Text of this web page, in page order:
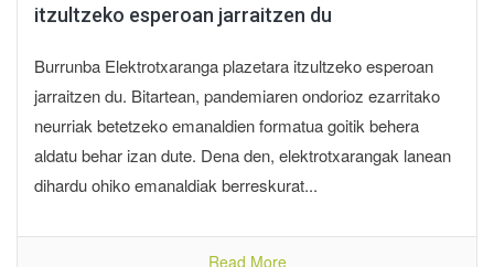
itzultzeko esperoan jarraitzen du
Burrunba Elektrotxaranga plazetara itzultzeko esperoan
jarraitzen du. Bitartean, pandemiaren ondorioz ezarritako
neurriak betetzeko emanaldien formatua goitik behera
aldatu behar izan dute. Dena den, elektrotxarangak lanean
dihardu ohiko emanaldiak berreskurat...
Read More